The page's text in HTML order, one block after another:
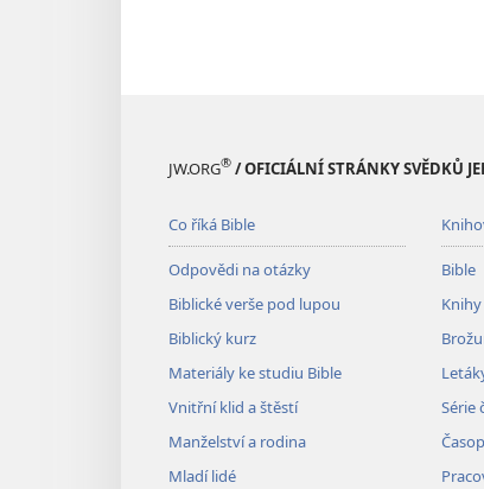
JW.ORG® / OFICIÁLNÍ STRÁNKY SVĚDKŮ
Co říká Bible
Odpovědi na otázky
Biblické verše pod lupou
Biblický kurz
Materiály ke studiu Bible
Vnitřní klid a štěstí
Manželství a rodina
Mladí lidé
Bible
Knihy
Série